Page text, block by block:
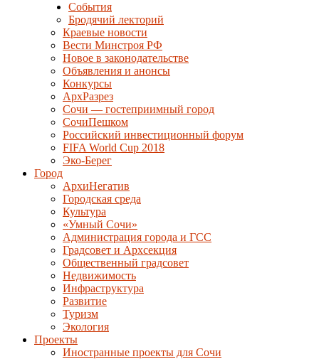
События
Бродячий лекторий
Краевые новости
Вести Минстроя РФ
Новое в законодательстве
Объявления и анонсы
Конкурсы
АрхРазрез
Сочи — гостеприимный город
СочиПешком
Российский инвестиционный форум
FIFA World Cup 2018
Эко-Берег
Город
АрхиНегатив
Городская среда
Культура
«Умный Сочи»
Администрация города и ГСС
Градсовет и Архсекция
Общественный градсовет
Недвижимость
Инфраструктура
Развитие
Туризм
Экология
Проекты
Иностранные проекты для Сочи